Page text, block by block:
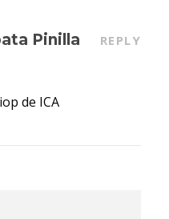
Pinilla REPLY
de ICA